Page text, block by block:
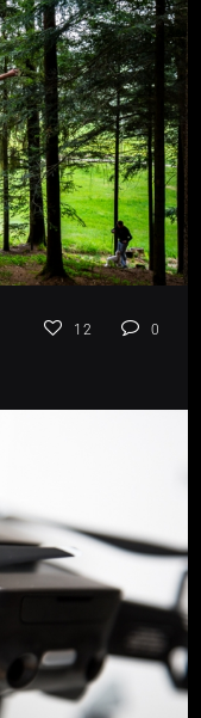
12 0